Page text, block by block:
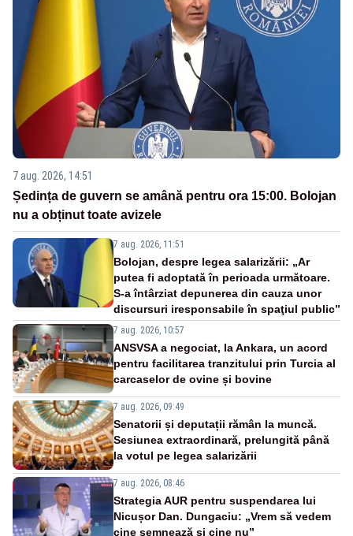
7 aug. 2026, 14:51
Ședința de guvern se amână pentru ora 15:00. Bolojan
nu a obținut toate avizele
7 aug. 2026, 11:51
Bolojan, despre legea salarizării: „Ar
putea fi adoptată în perioada următoare.
S-a întârziat depunerea din cauza unor
discursuri iresponsabile în spaţiul public”
7 aug. 2026, 10:57
ANSVSA a negociat, la Ankara, un acord
pentru facilitarea tranzitului prin Turcia al
carcaselor de ovine și bovine
7 aug. 2026, 09:49
Senatorii și deputații rămân la muncă.
Sesiunea extraordinară, prelungită până
la votul pe legea salarizării
7 aug. 2026, 08:46
Strategia AUR pentru suspendarea lui
Nicușor Dan. Dungaciu: „Vrem să vedem
cine semnează și cine nu”